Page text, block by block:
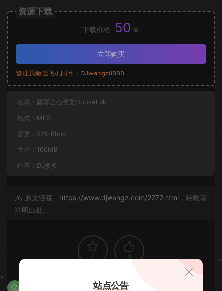
资源下载
下载价格 50 💎
立即购买
管理员微信飞机同号：DJwangz8888
名称： 露娜之心英文HouseLak
格式： MP3
音质： 320 Kbps
大小： 166MB
作者： DJ多多
原文链接： https://www.djwangz.com/2272.html ，转载请
注明出处。
0 0
站点公告